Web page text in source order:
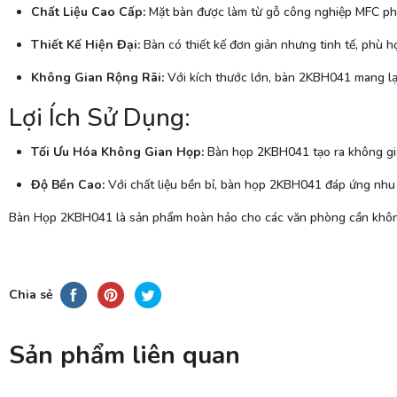
Chất Liệu Cao Cấp: Mặt bàn được làm từ gỗ công nghiệp MFC
Thiết Kế Hiện Đại: Bàn có thiết kế đơn giản nhưng tinh tế, phù
Không Gian Rộng Rãi: Với kích thước lớn, bàn 2KBH041 mang
Lợi Ích Sử Dụng:
Tối Ưu Hóa Không Gian Họp: Bàn họp 2KBH041 tạo ra không
Độ Bền Cao: Với chất liệu bền bỉ, bàn họp 2KBH041 đáp ứng
Bàn Họp 2KBH041 là sản phẩm hoàn hảo cho các văn phòng cần
Chia sẻ
Sản phẩm liên quan